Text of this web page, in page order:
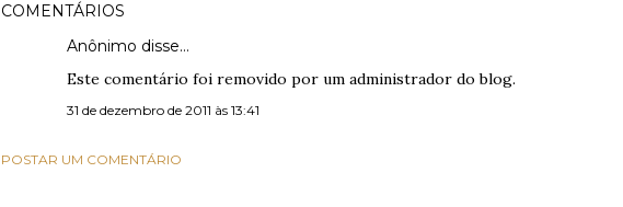
COMENTÁRIOS
Anônimo disse…
Este comentário foi removido por um administrador do blog.
31 de dezembro de 2011 às 13:41
POSTAR UM COMENTÁRIO